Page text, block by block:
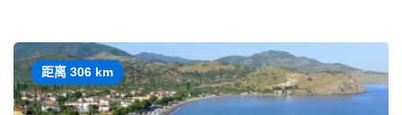
距离 306 km